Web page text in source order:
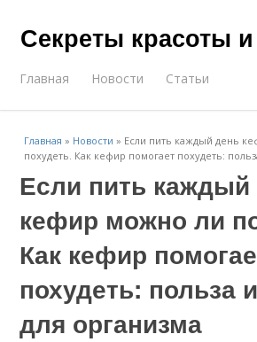
Секреты красоты
Главная Новости Статьи
Главная » Новости » Если пить каждый день
похудеть. Как кефир помогает похудеть:
Если пить каждый
кефир можно ли
Как кефир
похудеть: польза
для организма